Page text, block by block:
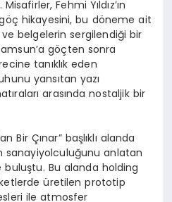
. Misafirler, Fehmi Yıldız’ın
hikayesini,bu döneme ait
ve belgelerin sergilendiği bir
göçten sonra
tanıklık eden
yansıtan yazı
arasında nostaljik bir
Bir Çınar” başlıklı alanda
sanayiyolculuğunu anlatan
buluştu. Bu alanda holding
üretilen prototip
ile atmosfer